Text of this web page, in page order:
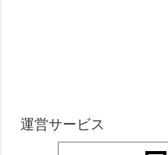
運営サービス